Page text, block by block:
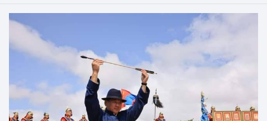
үндэстний “Шийдвэртэй дэмжлэг” ажиллагаанд АНУ бол